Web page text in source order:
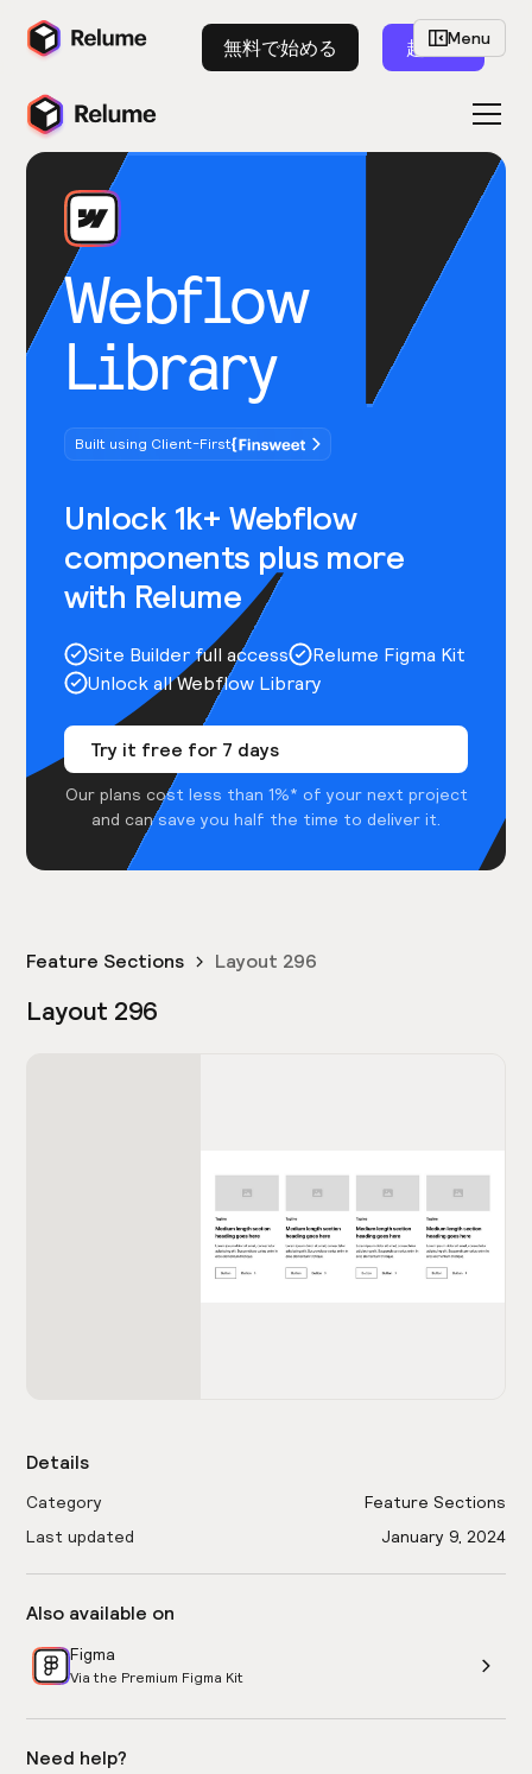
無料で始める 起動
Webflow
Library
Built using Client-First
Unlock 1k+ Webflow
components plus more
with Relume
Site Builder full access
Relume Figma Kit
Unlock all Webflow Library
Try it free for 7 days
Our plans cost less than 1%* of your next project
and can save you half the time to deliver it.
Menu
Feature Sections Layout 296
Layout 296
Details
Category
Feature Sections
Last updated
January 9, 2024
Also available on
Figma
Via the Premium Figma Kit
Need help?